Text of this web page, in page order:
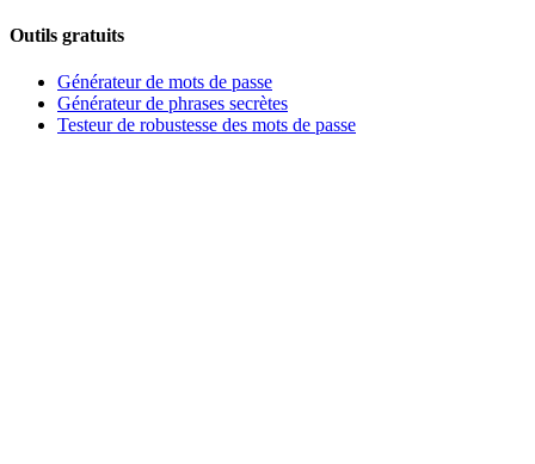
Outils gratuits
Générateur de mots de passe
Générateur de phrases secrètes
Testeur de robustesse des mots de passe